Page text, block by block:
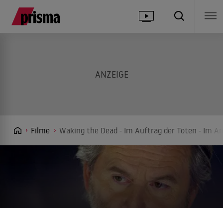
Filme Waking the Dead - Im Auftrag der Toten - Im